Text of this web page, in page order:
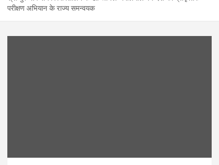
परीक्षण अभियान के राज्य समन्वयक